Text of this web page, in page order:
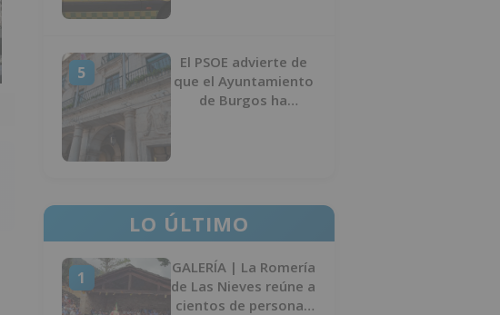
5
El PSOE advierte de
que el Ayuntamiento
de Burgos ha
LO ÚLTIMO
1
GALERÍA | La Romería
de Las Nieves reúne a
cientos de personas